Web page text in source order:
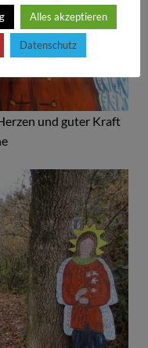
und guter Kraft
Alles akzeptieren
Datenschutz